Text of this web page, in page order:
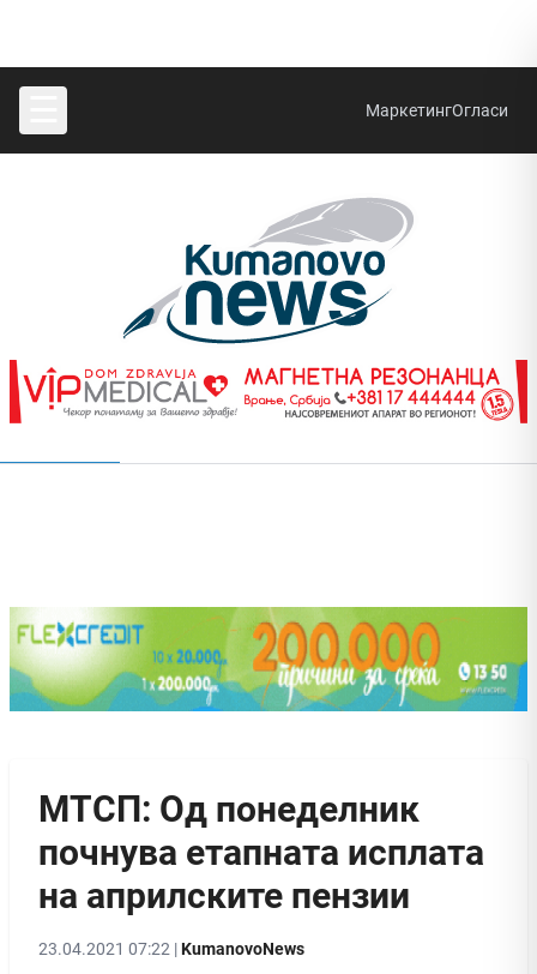
МаркетингОгласи
МТСП: Од понеделник
почнува етапната исплата
на априлските пензии
23.04.2021 07:22 |KumanovoNews